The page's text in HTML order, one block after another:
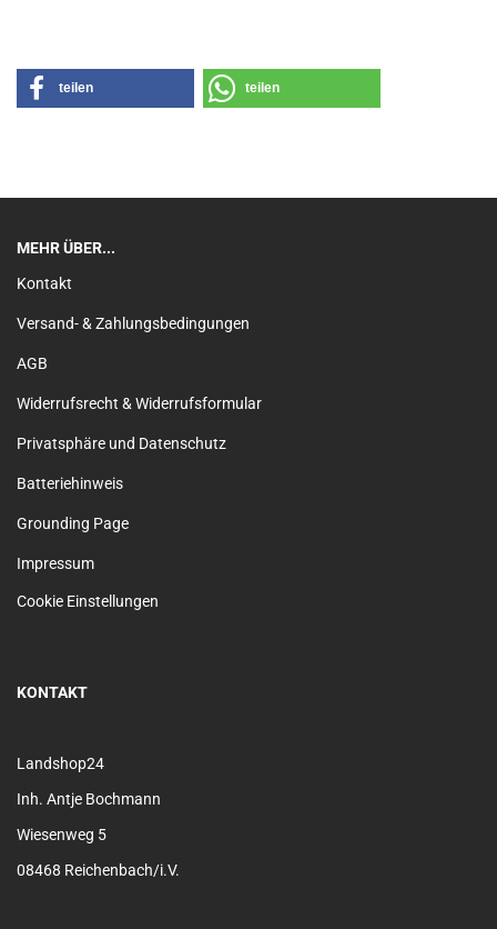
teilen teilen
MEHR ÜBER...
Kontakt
Versand- & Zahlungsbedingungen
AGB
Widerrufsrecht & Widerrufsformular
Privatsphäre und Datenschutz
Batteriehinweis
Grounding Page
Impressum
Cookie Einstellungen
KONTAKT
Landshop24
Inh. Antje Bochmann
Wiesenweg 5
08468 Reichenbach/i.V.